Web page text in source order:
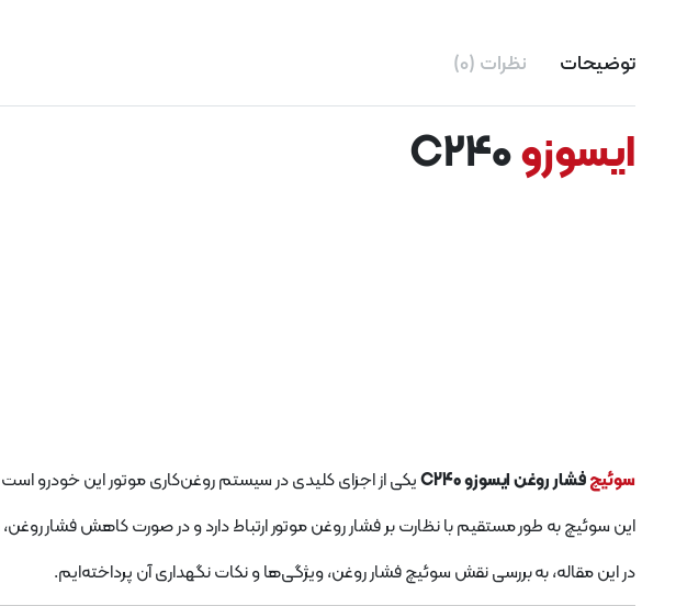
توضیحات نظرات (0)
ایسوزو
سوئیچفشار روغن ایسوزو C240
یکی از اجزای کلیدی در سیستم روغن‌کاری موتور این خودرو
این سوئیچ به طور مستقیم با نظارت بر فشار روغن موتور ارتباط دارد و در صورت کاهش فشار
در این مقاله، به بررسی نقش سوئیچ فشار روغن، ویژگی‌ها و نکات نگهداری آن پرداخته‌ایم.